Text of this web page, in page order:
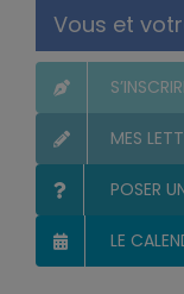
Vous et
MES
POSER
LE